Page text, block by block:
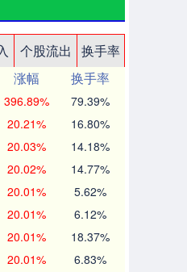
个股流出
换手率
涨幅
换手率
396.89% 79.39%
20.21% 16.80%
20.03% 14.18%
20.02% 14.77%
20.01% 5.62%
20.01% 6.12%
20.01% 18.37%
20.01% 6.83%